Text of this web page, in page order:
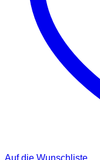
Auf die Wunschliste